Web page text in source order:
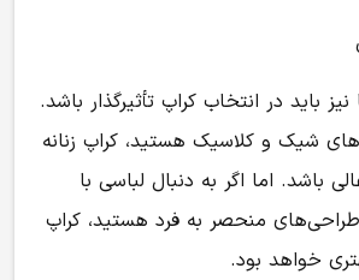
در انتخاب کراپ تأثیرگذار باشد.
شیک و کلاسیک هستید، کراپ زنانه
باشد. اما اگر به دنبال لباسی با
منحصر به فرد هستید، کراپ
خواهد بود.